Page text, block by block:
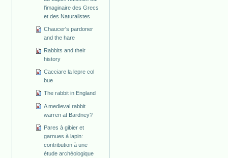
l'imaginaire des Grecs
et des Naturalistes
Chaucer's pardoner
and the hare
Rabbits and their
history
Cacciare la lepre col
bue
The rabbit in England
A medieval rabbit
warren at Bardney?
Pares à gibier et
garnues à lapin:
contribution à une
étude archéologique